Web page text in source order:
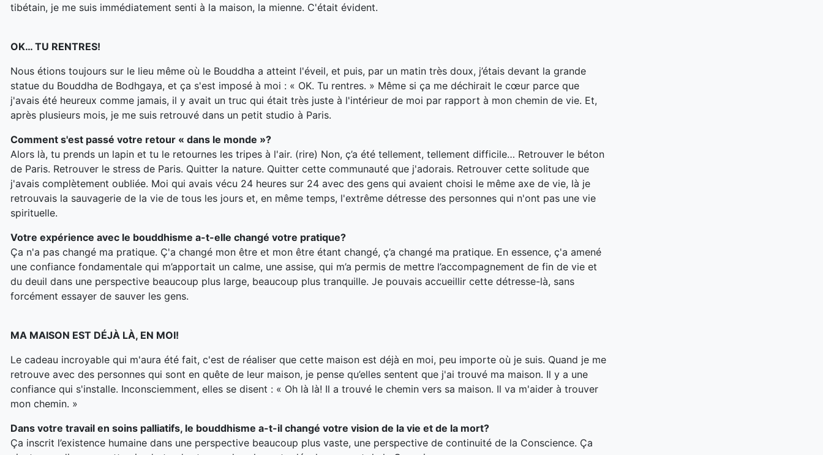
tibétain, je me suis immédiatement senti à la maison, la mienne. C'était évident.
OK… TU RENTRES!
Nous étions toujours sur le lieu même où le Bouddha a atteint l'éveil, et puis, par un matin très doux, j’étais devant la grande
statue du Bouddha de Bodhgaya, et ça s'est imposé à moi : « OK. Tu rentres. » Même si ça me déchirait le cœur parce que
j'avais été heureux comme jamais, il y avait un truc qui était très juste à l'intérieur de moi par rapport à mon chemin de vie. Et,
après plusieurs mois, je me suis retrouvé dans un petit studio à Paris.
Comment s'est passé votre retour « dans le monde »?
Alors là, tu prends un lapin et tu le retournes les tripes à l'air. (rire) Non, ç’a été tellement, tellement difficile… Retrouver le béton
de Paris. Retrouver le stress de Paris. Quitter la nature. Quitter cette communauté que j'adorais. Retrouver cette solitude que
j'avais complètement oubliée. Moi qui avais vécu 24 heures sur 24 avec des gens qui avaient choisi le même axe de vie, là je
retrouvais la sauvagerie de la vie de tous les jours et, en même temps, l'extrême détresse des personnes qui n'ont pas une vie
spirituelle.
Votre expérience avec le bouddhisme a-t-elle changé votre pratique?
Ça n'a pas changé ma pratique. Ç'a changé mon être et mon être étant changé, ç’a changé ma pratique. En essence, ç'a amené
une confiance fondamentale qui m’apportait un calme, une assise, qui m’a permis de mettre l’accompagnement de fin de vie et
du deuil dans une perspective beaucoup plus large, beaucoup plus tranquille. Je pouvais accueillir cette détresse-là, sans
forcément essayer de sauver les gens.
MA MAISON EST DÉJÀ LÀ, EN MOI!
Le cadeau incroyable qui m'aura été fait, c'est de réaliser que cette maison est déjà en moi, peu importe où je suis. Quand je me
retrouve avec des personnes qui sont en quête de leur maison, je pense qu’elles sentent que j'ai trouvé ma maison. Il y a une
confiance qui s'installe. Inconsciemment, elles se disent : « Oh là là! Il a trouvé le chemin vers sa maison. Il va m'aider à trouver
mon chemin. »
Dans votre travail en soins palliatifs, le bouddhisme a-t-il changé votre vision de la vie et de la mort?
Ça inscrit l’existence humaine dans une perspective beaucoup plus vaste, une perspective de continuité de la Conscience. Ça